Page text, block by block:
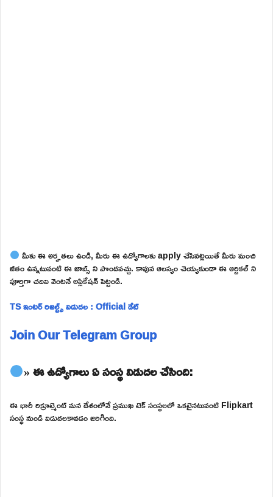
మీకు ఈ అర్హతలు ఉండి, మీరు ఈ ఉద్యోగాలకు apply చేసినట్లయితే మీరు మంచి
జీతం ఉన్నటువంటి ఈ జాబ్స్ ని పొందవచ్చు. కావున ఆలస్యం చెయ్యకుండా ఈ ఆర్టికల్ ని
పూర్తిగా చదివి వెంటనే అప్లికేషన్ పెట్టండి.
TS ఇంటర్ రిజల్ట్స్ విడుదల : Official డేట్
Join Our Telegram Group
» ఈ ఉద్యోగాలు ఏ సంస్థ విడుదల చేసింది:
ఈ భారీ రిక్రూట్మెంట్ మన దేశంలోనే ప్రముఖ టెక్ సంస్థలలో ఒకటైనటువంటి Flipkart
సంస్థ నుండి విడుదలకావడం జరిగింది.